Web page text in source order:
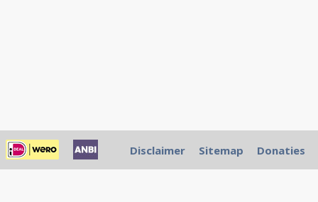
Disclaimer Sitemap Donaties